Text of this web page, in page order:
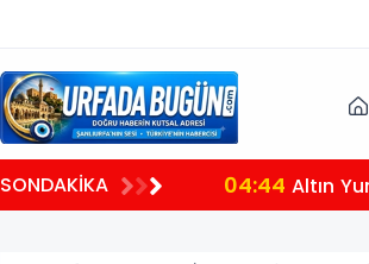
SONDAKİKA 04:44 Altın